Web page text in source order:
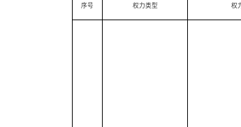
序号 权力类型 权